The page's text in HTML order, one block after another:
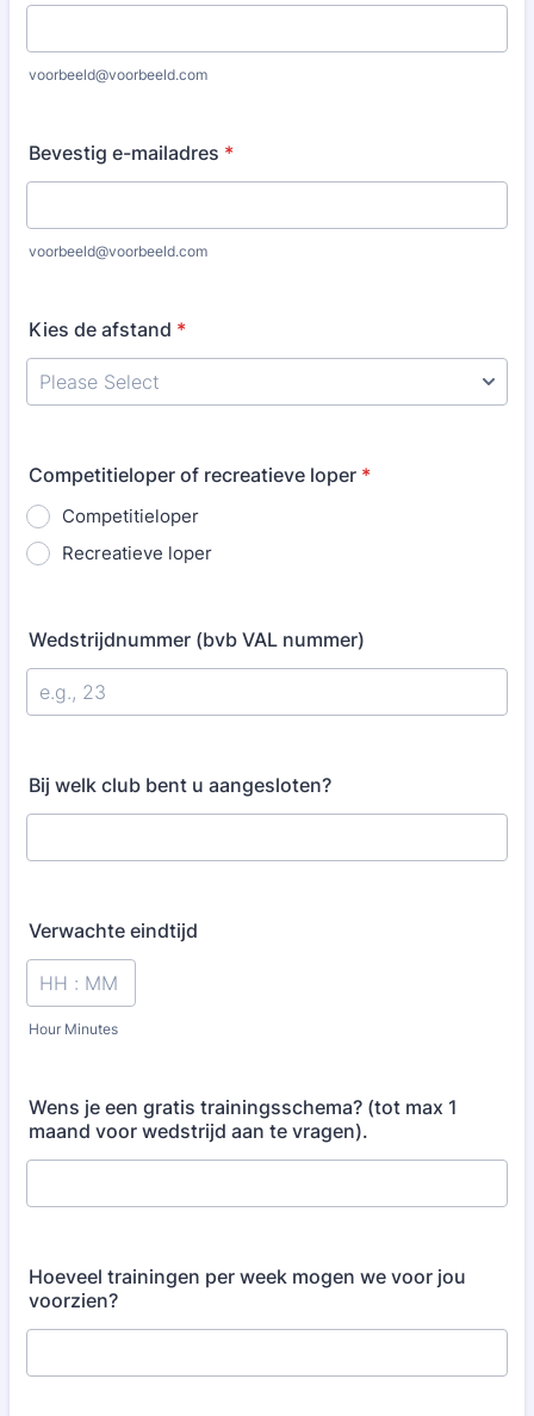
voorbeeld@voorbeeld.com
Bevestig e-mailadres *
voorbeeld@voorbeeld.com
Kies de afstand *
Competitieloper of recreatieve loper *
Competitieloper
Recreatieve loper
Wedstrijdnummer (bvb VAL nummer)
Bij welk club bent u aangesloten?
Verwachte eindtijd
Hour Minutes
Wens je een gratis trainingsschema? (tot max 1
maand voor wedstrijd aan te vragen).
Hoeveel trainingen per week mogen we voor jou
voorzien?